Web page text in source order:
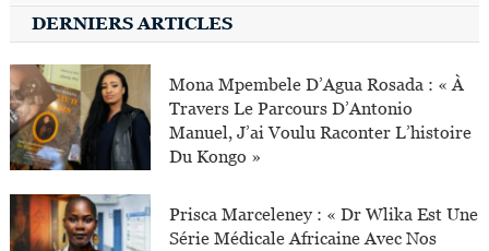
DERNIERS ARTICLES
Mona Mpembele D’Agua Rosada : « À
Travers Le Parcours D’Antonio
Manuel, J’ai Voulu Raconter L’histoire
Du Kongo »
Prisca Marceleney : « Dr Wlika Est Une
Série Médicale Africaine Avec Nos